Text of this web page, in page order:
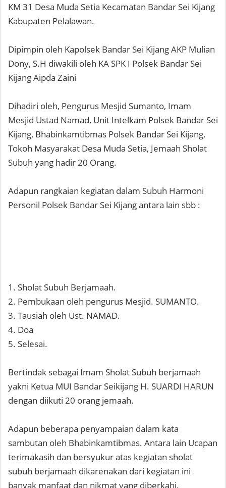
KM 31 Desa Muda Setia Kecamatan Bandar Sei Kijang
Kabupaten Pelalawan.
Dipimpin oleh Kapolsek Bandar Sei Kijang AKP Mulian
Dony, S.H diwakili oleh KA SPK I Polsek Bandar Sei
Kijang Aipda Zaini
Dihadiri oleh, Pengurus Mesjid Sumanto, Imam
Mesjid Ustad Namad, Unit Intelkam Polsek Bandar Sei
Kijang, Bhabinkamtibmas Polsek Bandar Sei Kijang,
Tokoh Masyarakat Desa Muda Setia, Jemaah Sholat
Subuh yang hadir 20 Orang.
Adapun rangkaian kegiatan dalam Subuh Harmoni
Personil Polsek Bandar Sei Kijang antara lain sbb :
1. Sholat Subuh Berjamaah.
2. Pembukaan oleh pengurus Mesjid. SUMANTO.
3. Tausiah oleh Ust. NAMAD.
4. Doa
5. Selesai.
Bertindak sebagai Imam Sholat Subuh berjamaah
yakni Ketua MUI Bandar Seikijang H. SUARDI HARUN
dengan diikuti 20 orang jemaah.
Adapun beberapa penyampaian dalam kata
sambutan oleh Bhabinkamtibmas. Antara lain Ucapan
terimakasih dan bersyukur atas kegiatan sholat
subuh berjamaah dikarenakan dari kegiatan ini
banyak manfaat dan nikmat yang diberkahi.